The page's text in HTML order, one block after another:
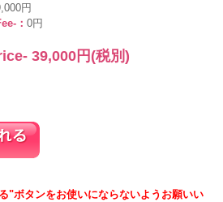
円
：0円
39,000 円(税別)
"ボタンをお使いにならないようお願いい